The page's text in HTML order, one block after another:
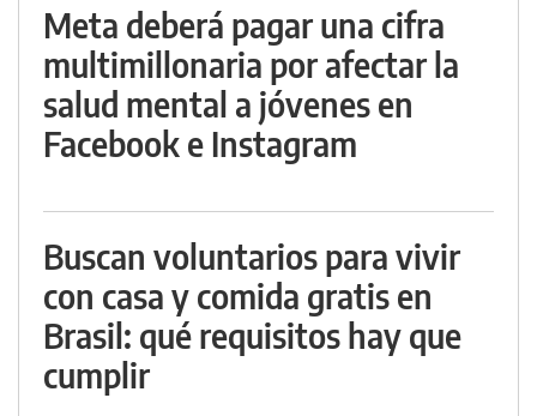
Meta deberá pagar una cifra
multimillonaria por afectar la
salud mental a jóvenes en
Facebook e Instagram
Buscan voluntarios para vivir
con casa y comida gratis en
Brasil: qué requisitos hay que
cumplir